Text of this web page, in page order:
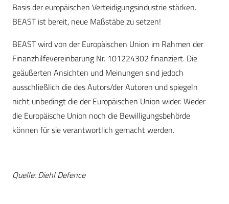
Basis der europäischen Verteidigungsindustrie stärken.
BEAST ist bereit, neue Maßstäbe zu setzen!
BEAST wird von der Europäischen Union im Rahmen der
Finanzhilfevereinbarung Nr. 101224302 finanziert. Die
geäußerten Ansichten und Meinungen sind jedoch
ausschließlich die des Autors/der Autoren und spiegeln
nicht unbedingt die der Europäischen Union wider. Weder
die Europäische Union noch die Bewilligungsbehörde
können für sie verantwortlich gemacht werden.
Quelle: Diehl Defence